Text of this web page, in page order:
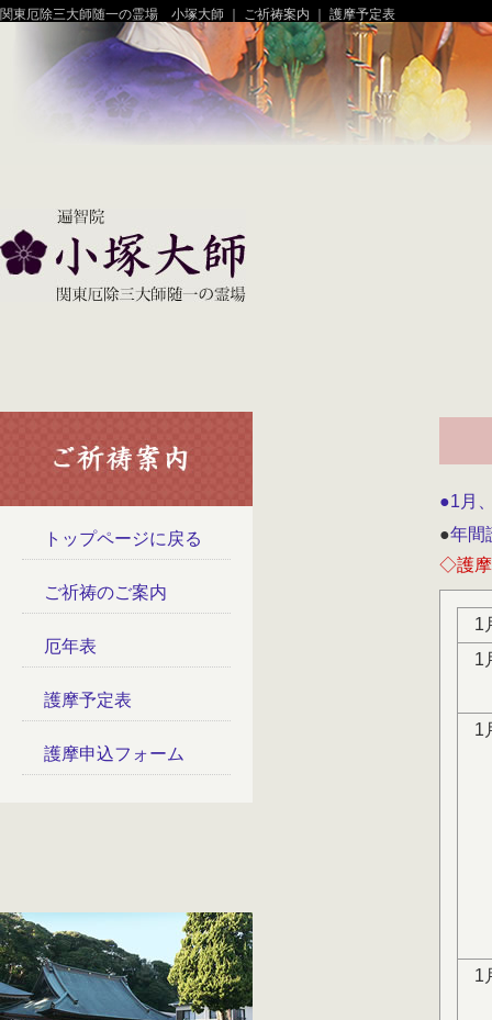
関東厄除三大師随一の霊場 小塚大師 ｜ ご祈祷案内 ｜ 護摩予定表
トップページに戻る
ご祈祷のご案内
厄年表
護摩予定表
護摩申込フォーム
●1月
●年間
◇護摩
1
1
1
1